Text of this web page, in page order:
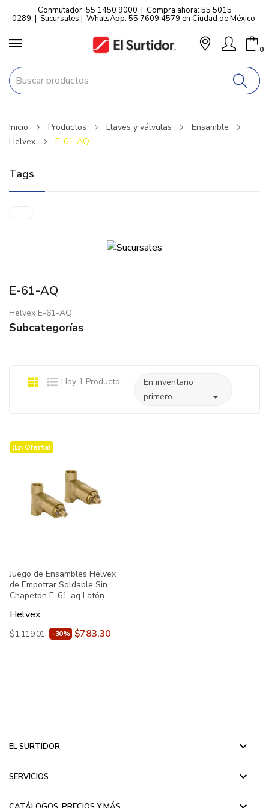
Conmutador: 55 1450 9000 | Compra ahora: 55 5015
0289 | Sucursales | WhatsApp: 55 7609 4579 en Ciudad de México
0
Inicio Productos Llaves y válvulas
Ensamble
Helvex
E-61-AQ
Tags
E-61-AQ
Helvex E-61-AQ
Subcategorías
Hay 1 Producto.
En inventario
primero

¡En Oferta!
Juego de Ensambles Helvex
de Empotrar Soldable Sin
Chapetón E-61-aq Latón
Helvex
$1,119.01 -30% $783.30
EL SURTIDOR keyboard_arrow_down
SERVICIOS keyboard_arrow_down